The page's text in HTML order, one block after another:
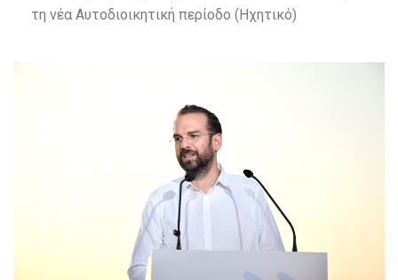
τη νέα Αυτοδιοικητική περίοδο (Ηχητικό)